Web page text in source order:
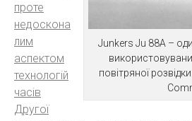
Junkers Ju 88A –
повітряної
проте
недоскона
лим
аспектом
технологій
часів
Другої